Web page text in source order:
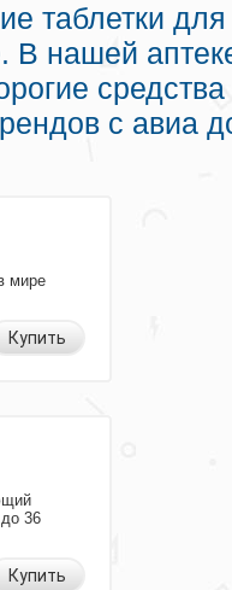
таблетки
В нашей
с авиа
мире
Купить
36
Купить